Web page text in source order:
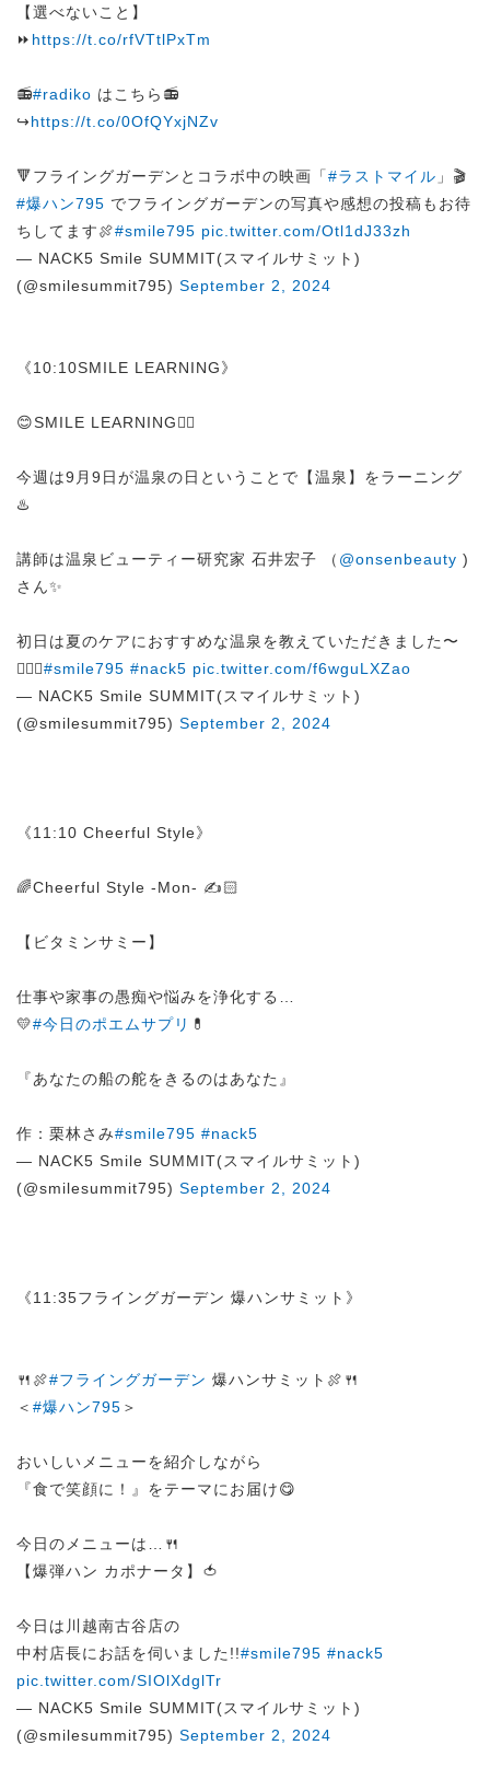
【選べないこと】
⏩ https://t.co/rfVTtlPxTm
📻#radiko はこちら📻
↪︎https://t.co/0OfQYxjNZv
🔻フライングガーデンとコラボ中の映画「#ラストマイル 」🎬
#爆ハン795 でフライングガーデンの写真や感想の投稿もお待
ちしてます🍖#smile795 pic.twitter.com/Otl1dJ33zh
— NACK5 Smile SUMMIT(スマイルサミット)
(@smilesummit795) September 2, 2024
《10:10SMILE LEARNING》
😊SMILE LEARNING✍🏻
今週は9月9日が温泉の日ということで【温泉】をラーニング
♨️
講師は温泉ビューティー研究家 石井宏子 （ @onsenbeauty )
さん✨
初日は夏のケアにおすすめな温泉を教えていただきました〜
🧖🏻‍♀️#smile795 #nack5 pic.twitter.com/f6wguLXZao
— NACK5 Smile SUMMIT(スマイルサミット)
(@smilesummit795) September 2, 2024
《11:10 Cheerful Style》
🌈Cheerful Style -Mon- ✍️🏻
【ビタミンサミー】
仕事や家事の愚痴や悩みを浄化する…
💛#今日のポエムサプリ 💊
『あなたの船の舵をきるのはあなた』
作：栗林さみ#smile795 #nack5
— NACK5 Smile SUMMIT(スマイルサミット)
(@smilesummit795) September 2, 2024
《11:35フライングガーデン 爆ハンサミット》
🍴🍖#フライングガーデン 爆ハンサミット🍖🍴
＜ #爆ハン795 ＞
おいしいメニューを紹介しながら
『食で笑顔に！』をテーマにお届け😋
今日のメニューは…🍴
【爆弾ハン カポナータ】🍅
今日は川越南古谷店の
中村店長にお話を伺いました!!#smile795 #nack5
pic.twitter.com/SIOlXdglTr
— NACK5 Smile SUMMIT(スマイルサミット)
(@smilesummit795) September 2, 2024